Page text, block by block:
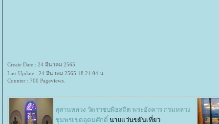
Create Date : 24 มีนาคม 2565
Last Update : 24 มีนาคม 2565 18:21:04 น.
Counter : 700 Pageviews.
สุสานหลวง วัดราชบพิธสถิต พระอังคาร กรมหลวง
ชุมพรเขตอุดมศักดิ์ นายแว่นขยันเที่ยว